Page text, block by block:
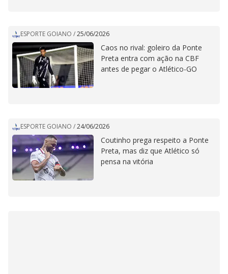
ESPORTE GOIANO /25/06/2026
Caos no rival: goleiro da Ponte
Preta entra com ação na CBF
antes de pegar o Atlético-GO
ESPORTE GOIANO /24/06/2026
Coutinho prega respeito a Ponte
Preta, mas diz que Atlético só
pensa na vitória